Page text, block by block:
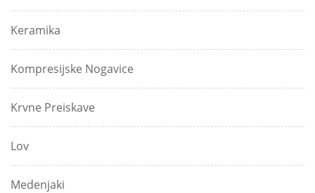
Keramika
Kompresijske Nogavice
Krvne Preiskave
Lov
Medenjaki